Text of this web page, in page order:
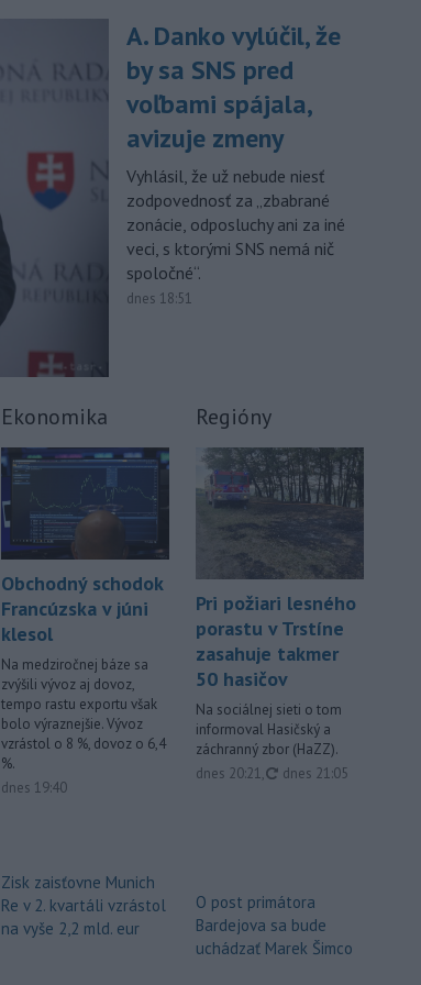
členka Slovenského komorného
divadla (SKD) v Martine Helena
Sudická.
10:15 - Národná diaľničná
spoločnosť (NDS) ukončila výmenu
mosta Lanfranconi, ktorý je súčasťou
bratislavskej diaľnice D2.
Viac >
A. Danko vylúčil, že
by sa SNS pred
voľbami spájala,
avizuje zmeny
Vyhlásil, že už nebude niesť
zodpovednosť za „zbabrané
zonácie, odposluchy ani za iné
veci, s ktorými SNS nemá nič
spoločné“.
dnes 18:51
Ekonomika
Obchodný schodok
Francúzska v júni
klesol
Na medziročnej báze sa
zvýšili vývoz aj dovoz,
tempo rastu exportu však
bolo výraznejšie. Vývoz
vzrástol o 8 %, dovoz o 6,4
%.
dnes 19:40
Zisk zaisťovne Munich
Re v 2. kvartáli vzrástol
na vyše 2,2 mld. eur
Regióny
Pri požiari lesného
porastu v Trstíne
zasahuje takmer
50 hasičov
Na sociálnej sieti o tom
informoval Hasičský a
záchranný zbor (HaZZ).
dnes 20:21, aktualizované
dnes 21:05
O post primátora
Bardejova sa bude
uchádzať Marek Šimco